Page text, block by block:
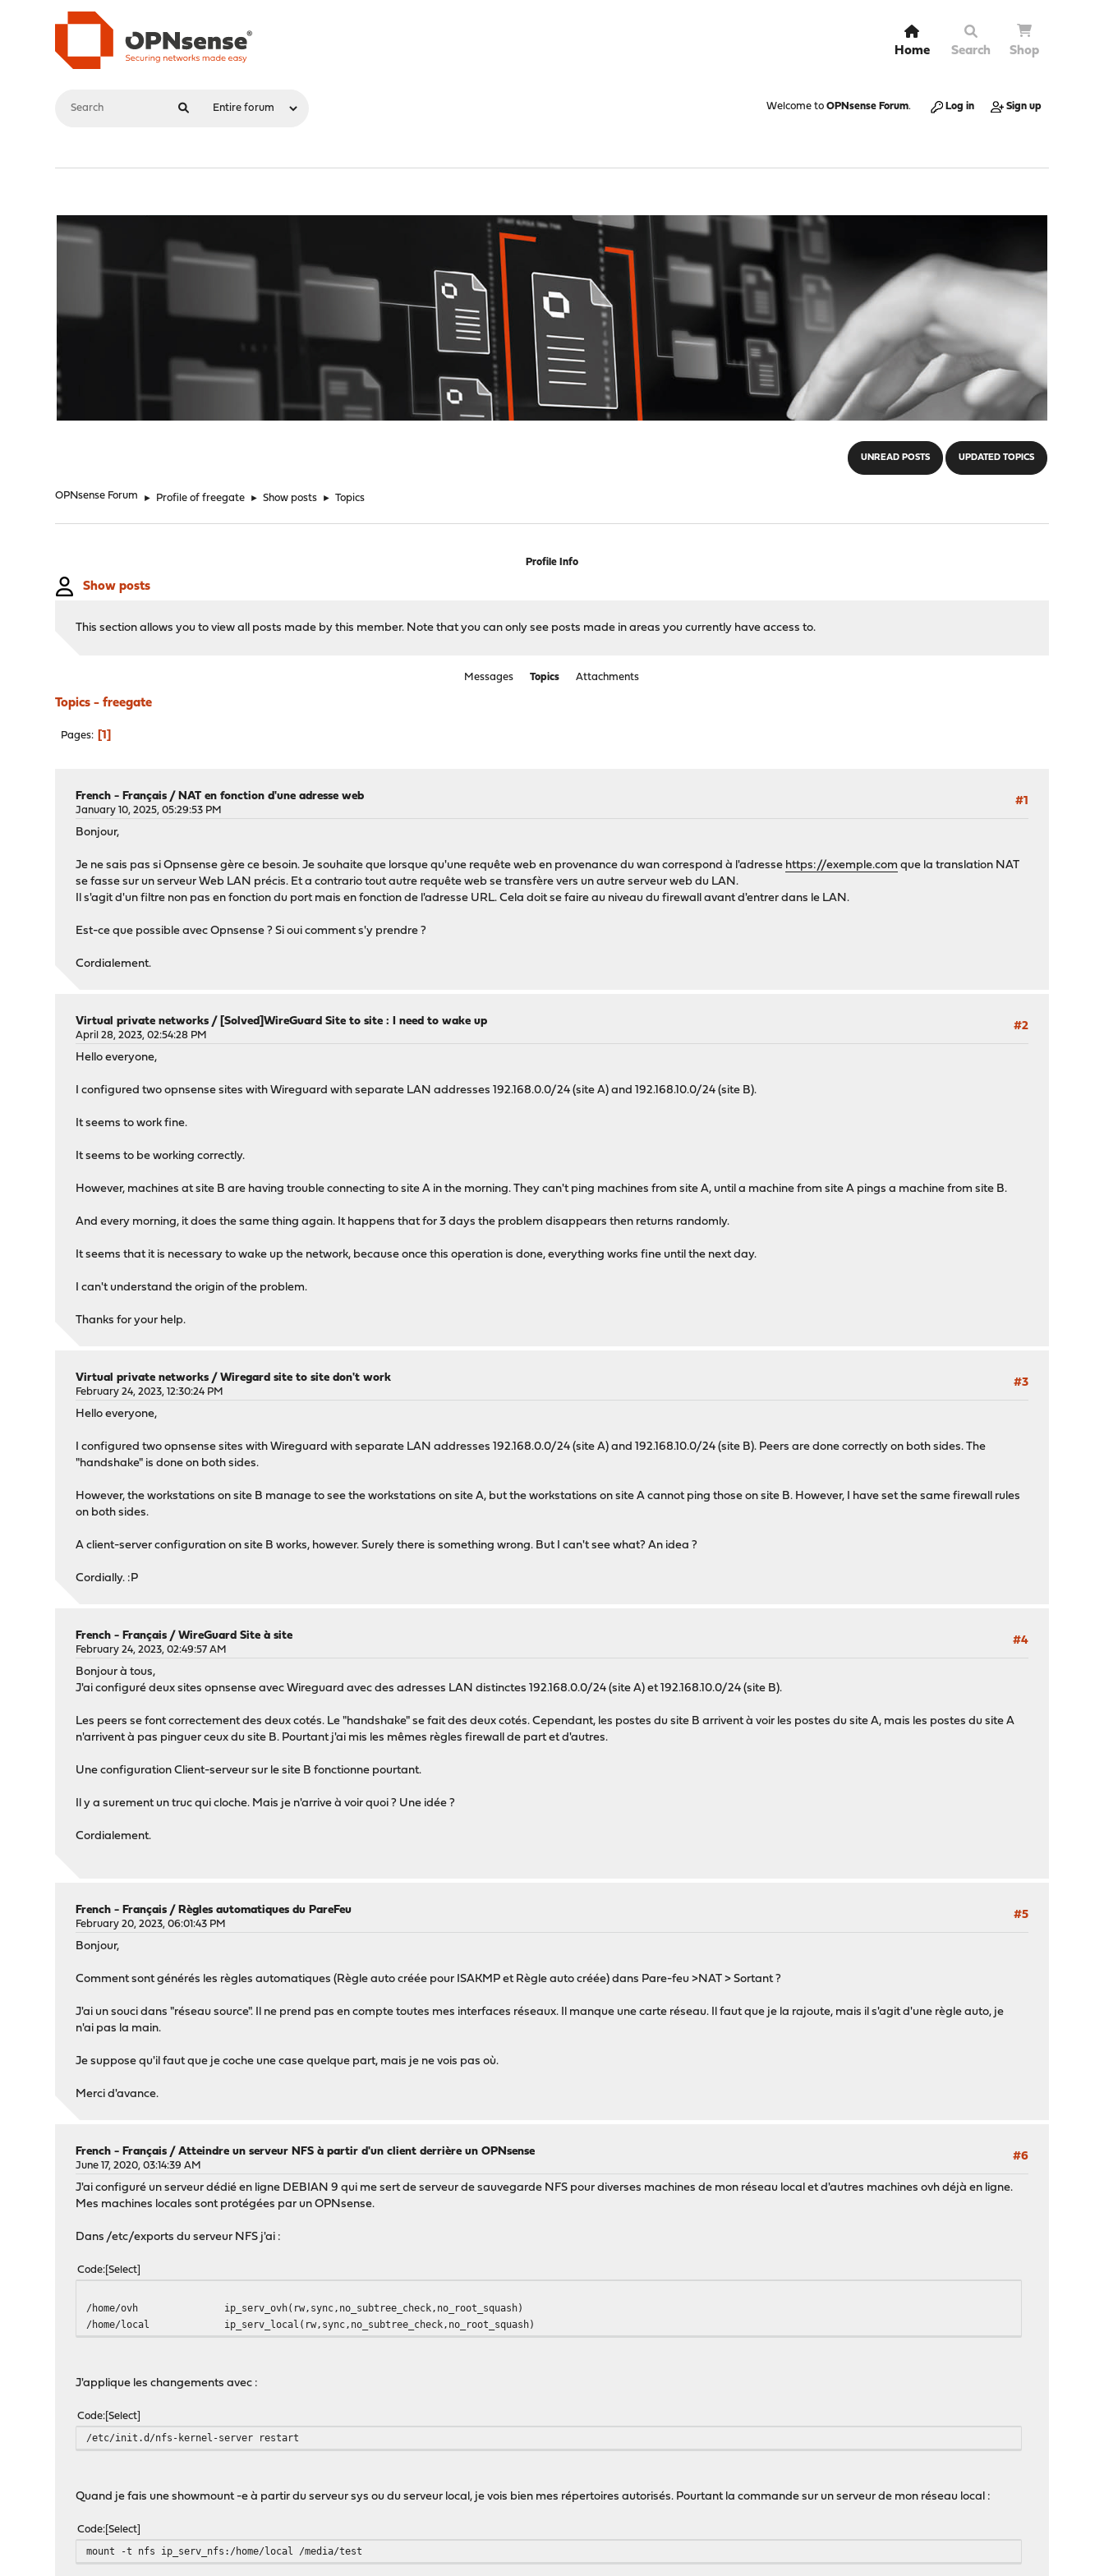
Home Search Shop
Welcome to OPNsense Forum. Log in Sign up
UNREAD POSTS UPDATED TOPICS
OPNsense Forum ► Profile of freegate ► Show posts ► Topics
Profile Info
Show posts
This section allows you to view all posts made by this member. Note that you can only see posts made in areas you currently have access to.
Messages Topics Attachments
Topics - freegate
Pages 1
#1
French - Français /NAT en fonction d'une adresse web
January 10, 2025, 05:29:53 PM
Bonjour,
Je ne sais pas si Opnsense gère ce besoin. Je souhaite que lorsque qu'une requête web en provenance du wan correspond à l'adresse https://exemple.com que la translation NAT
se fasse sur un serveur Web LAN précis. Et a contrario tout autre requête web se transfère vers un autre serveur web du LAN.
Il s'agit d'un filtre non pas en fonction du port mais en fonction de l'adresse URL. Cela doit se faire au niveau du firewall avant d'entrer dans le LAN.
Est-ce que possible avec Opnsense ? Si oui comment s'y prendre ?
Cordialement.
#2
Virtual private networks / [Solved]WireGuard Site to site : I need to wake up
April 28, 2023, 02:54:28 PM
Hello everyone,
I configured two opnsense sites with Wireguard with separate LAN addresses 192.168.0.0/24 (site A) and 192.168.10.0/24 (site B).
It seems to work fine.
It seems to be working correctly.
However, machines at site B are having trouble connecting to site A in the morning. They can't ping machines from site A, until a machine from site A pings a machine from site B.
And every morning, it does the same thing again. It happens that for 3 days the problem disappears then returns randomly.
It seems that it is necessary to wake up the network, because once this operation is done, everything works fine until the next day.
I can't understand the origin of the problem.
Thanks for your help.
#3
Virtual private networks /Wiregard site to site don't work
February 24, 2023, 12:30:24 PM
Hello everyone,
I configured two opnsense sites with Wireguard with separate LAN addresses 192.168.0.0/24 (site A) and 192.168.10.0/24 (site B). Peers are done correctly on both sides. The
"handshake" is done on both sides.
However, the workstations on site B manage to see the workstations on site A, but the workstations on site A cannot ping those on site B. However, I have set the same firewall rules
on both sides.
A client-server configuration on site B works, however. Surely there is something wrong. But I can't see what? An idea ?
Cordially. :P
#4
French - Français /WireGuard Site à site
February 24, 2023, 02:49:57 AM
Bonjour à tous,
J'ai configuré deux sites opnsense avec Wireguard avec des adresses LAN distinctes 192.168.0.0/24 (site A) et 192.168.10.0/24 (site B).
Les peers se font correctement des deux cotés. Le "handshake" se fait des deux cotés. Cependant, les postes du site B arrivent à voir les postes du site A, mais les postes du site A
n'arrivent à pas pinguer ceux du site B. Pourtant j'ai mis les mêmes règles firewall de part et d'autres.
Une configuration Client-serveur sur le site B fonctionne pourtant.
Il y a surement un truc qui cloche. Mais je n'arrive à voir quoi ? Une idée ?
Cordialement.
#5
French - Français /Règles automatiques du PareFeu
February 20, 2023, 06:01:43 PM
Bonjour,
Comment sont générés les règles automatiques (Règle auto créée pour ISAKMP et Règle auto créée) dans Pare-feu >NAT > Sortant ?
J'ai un souci dans "réseau source". Il ne prend pas en compte toutes mes interfaces réseaux. Il manque une carte réseau. Il faut que je la rajoute, mais il s'agit d'une règle auto, je
n'ai pas la main.
Je suppose qu'il faut que je coche une case quelque part, mais je ne vois pas où.
Merci d'avance.
#6
French - Français /Atteindre un serveur NFS à partir d'un client derrière un OPNsense
June 17, 2020, 03:14:39 AM
J'ai configuré un serveur dédié en ligne DEBIAN 9 qui me sert de serveur de sauvegarde NFS pour diverses machines de mon réseau local et d'autres machines ovh déjà en ligne.
Mes machines locales sont protégées par un OPNsense.
Dans /etc/exports du serveur NFS j'ai :
Code Select
/home/ovh
ip_serv_ovh(rw,sync,no_subtree_check,no_root_squash)
/home/local
ip_serv_local(rw,sync,no_subtree_check,no_root_squash)
J'applique les changements avec :
Code Select
/etc/init.d/nfs-kernel-server restart
Quand je fais une showmount -e à partir du serveur sys ou du serveur local, je vois bien mes répertoires autorisés. Pourtant la commande sur un serveur de mon réseau local :
Code Select
mount -t nfs ip_serv_nfs:/home/local /media/test